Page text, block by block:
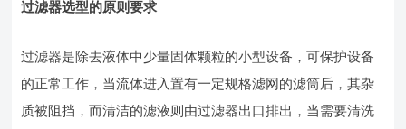
过滤器选型的原则要求
过滤器是除去液体中少量固体颗粒的小型设备，可保护设备
的正常工作，当流体进入置有一定规格滤网的滤筒后，其杂
质被阻挡，而清洁的滤液则由过滤器出口排出，当需要清洗